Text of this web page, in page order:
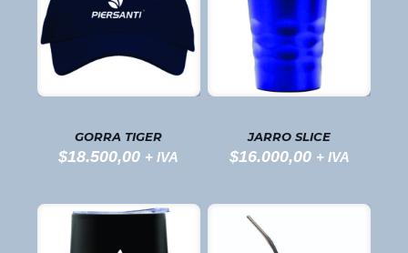
GORRA TIGER
$18.500,00 + IVA
JARRO SLICE
$16.000,00 + IVA